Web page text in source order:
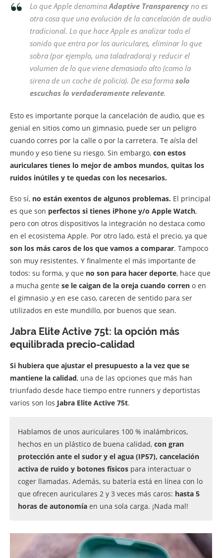
Lo que Apple denomina Adaptive Transparency no es
otra cosa que una evolución de la cancelación de audio
tradicional. Lo que hace Apple es analizar todo el
sonido que entra por los auriculares, eliminar lo que
sobra (por ejemplo, una taladradora) y reducir el
volumen de lo que viene demasiado alto (como la
sirena de un coche de policía). De esa forma solo
escuchas lo verdaderamente relevante.
Esto es importante porque la cancelación de audio, que es
genial en sitios como un gimnasio, puede ser un peligro
cuando corres por la calle o por la carretera. Te aísla del
mundo y eso tiene su riesgo. Sin embargo, con estos
auriculares tienes lo mejor de ambos mundos, quitas los
ruidos inútiles y te quedas con los necesarios.
Eso sí, no están exentos de algunos problemas. El principal
es que son perfectos si tienes iPhone y/o Apple Watch,
pero con otros dispositivos la integración no destaca como
en el ecosistema Apple. Por otro lado, está el precio, ya que
son los más caros de los que vamos a comparar. Tampoco
son muy resistentes. Y finalmente el más importante de
todos: su forma, y que no son para hacer deporte, hace que
a mucha gente se le caigan de la oreja cuando corren o en
el gimnasio ,y en ese caso, carecen de sentido para ser
utilizados en este mundillo, por buenos que sean.
Jabra Elite Active 75t: la opción más
equilibrada precio-calidad
Si hubiera que ajustar el presupuesto a la vez que se
mantiene la calidad, una de las opciones que más han
triunfado desde hace tiempo entre runners y deportistas
varios son los Jabra Elite Active 75t.
Hablamos de unos auriculares 100 % inalámbricos,
hechos en un plástico de buena calidad, con gran
protección ante el sudor y el agua (IP57), cancelación
activa de ruido y botones físicos para interactuar o
coger llamadas. Además, su batería está en línea con lo
que ofrecen auriculares 2 y 3 veces más caros: hasta 5
horas de autonomía en una sola carga. ¡Nada mal!